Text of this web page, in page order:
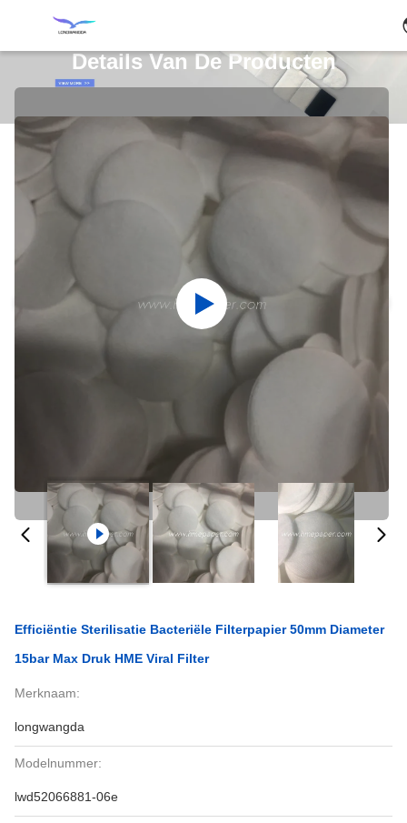
Details Van De Producten
Efficiëntie Sterilisatie Bacteriële Filterpapier 50mm Diameter
15bar Max Druk HME Viral Filter
Merknaam:
longwangda
Modelnummer:
lwd52066881-06e